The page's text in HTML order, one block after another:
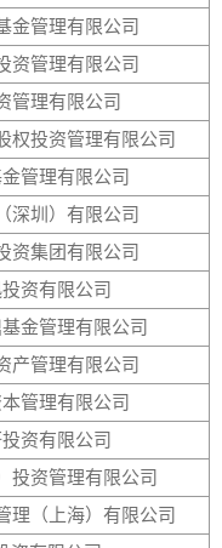
金管理有限公司
资管理有限公司
管理有限公司
权投资管理有限公司
管理有限公司
深圳）有限公司
资集团有限公司
资有限公司
金管理有限公司
产管理有限公司
管理有限公司
资有限公司
投资管理有限公司
理（上海）有限公司